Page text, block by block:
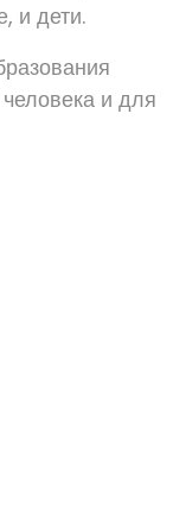
и дети.
и для